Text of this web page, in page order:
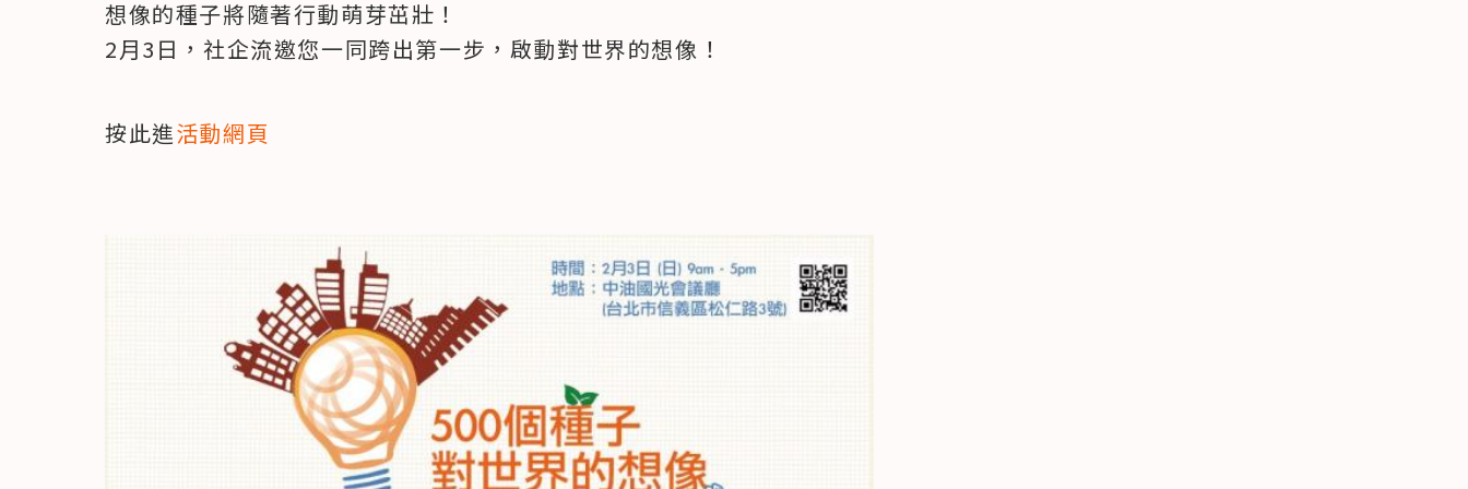
想像的種子將隨著行動萌芽茁壯！
2月3日，社企流邀您一同跨出第一步，啟動對世界的想像！
按此進活動網頁